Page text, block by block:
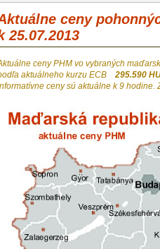
ceny
25.07.2013
ceny PHM vo vybraných
aktuálneho kurzu ECB295.590
ceny sú aktuálne k 9 hodine.